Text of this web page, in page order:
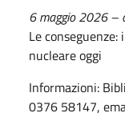
6 maggio 2026 –
Le
nucleare oggi
Informazioni:
0376 58147,